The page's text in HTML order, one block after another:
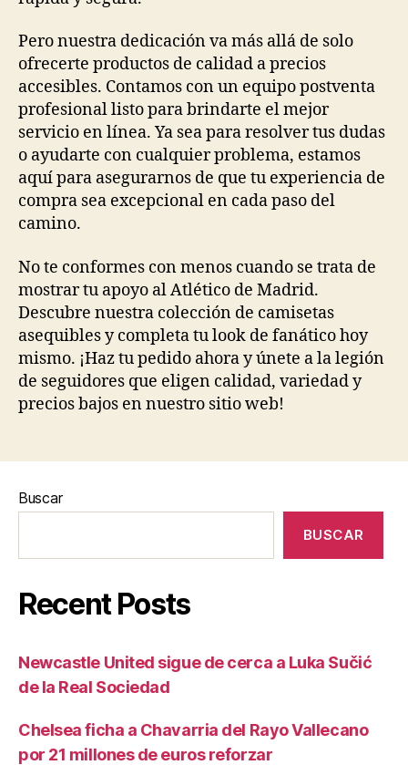
Pero nuestra dedicación va más allá de solo
ofrecerte productos de calidad a precios
accesibles. Contamos con un equipo postventa
profesional listo para brindarte el mejor
servicio en línea. Ya sea para resolver tus dudas
o ayudarte con cualquier problema, estamos
aquí para asegurarnos de que tu experiencia de
compra sea excepcional en cada paso del
camino.
No te conformes con menos cuando se trata de
mostrar tu apoyo al Atlético de Madrid.
Descubre nuestra colección de camisetas
asequibles y completa tu look de fanático hoy
mismo. ¡Haz tu pedido ahora y únete a la legión
de seguidores que eligen calidad, variedad y
precios bajos en nuestro sitio web!
Buscar
BUSCAR
Recent Posts
Newcastle United sigue de cerca a Luka Sučić
de la Real Sociedad
Chelsea ficha a Chavarria del Rayo Vallecano
por 21 millones de euros reforzar